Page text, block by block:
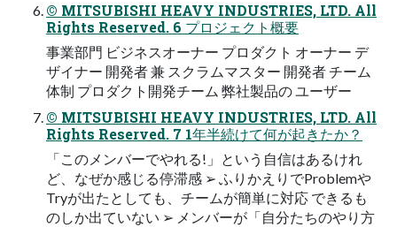
© MITSUBISHI HEAVY INDUSTRIES, LTD. All
Rights Reserved. 6 プロジェクト概要
事業部門 ビジネスオーナー プロダクト オーナー デ
ザイナー 開発者 兼 スクラムマスター 開発者 チーム
体制 プロダクト開発チーム 弊社製品の ユーザー
© MITSUBISHI HEAVY INDUSTRIES, LTD. All
Rights Reserved. 7 1年半続けて何が起きたか？
「このメンバーでやれる!」という自信はあるけれ
ど、なぜか感じる停滞感 ➢ ふりかえりでProblemや
Tryが出たとしても、チームが簡単に対応 できるも
のしか出ていない ➢ メンバーが「自分たちのやり方